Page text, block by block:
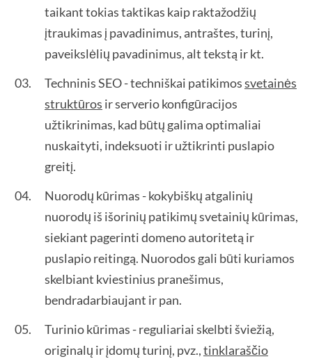
taikant tokias taktikas kaip raktažodžių
įtraukimas į pavadinimus, antraštes, turinį,
paveikslėlių pavadinimus, alt tekstą ir kt.
Techninis SEO - techniškai patikimossvetainės
struktūros ir serverio konfigūracijos
užtikrinimas, kad būtų galima optimaliai
nuskaityti, indeksuoti ir užtikrinti puslapio
greitį.
Nuorodų kūrimas - kokybiškų atgalinių
nuorodų iš išorinių patikimų svetainių kūrimas,
siekiant pagerinti domeno autoritetą ir
puslapio reitingą. Nuorodos gali būti kuriamos
skelbiant kviestinius pranešimus,
bendradarbiaujant ir pan.
Turinio kūrimas - reguliariai skelbti šviežią,
originalų ir įdomų turinį, pvz.,tinklaraščio